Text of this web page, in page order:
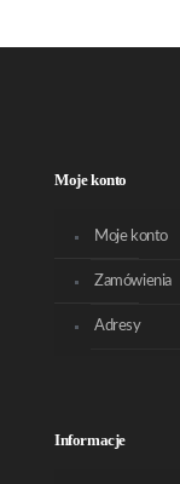
Moje konto
Moje konto
Zamówienia
Adresy
Informacje